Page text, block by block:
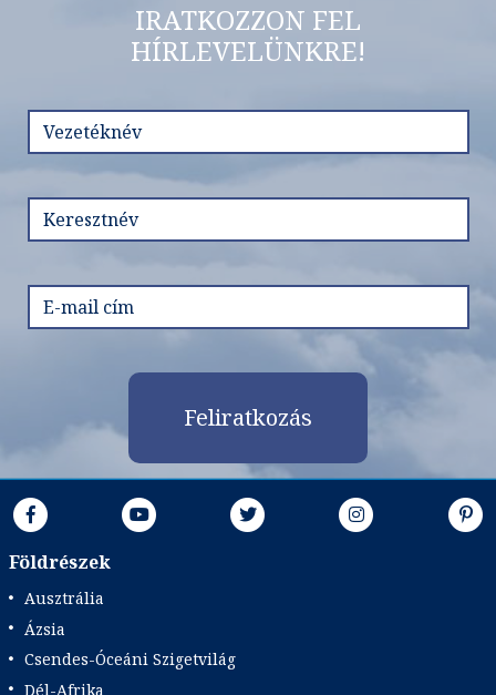
IRATKOZZON FEL
HÍRLEVELÜNKRE!
Feliratkozás
Földrészek
Ausztrália
Ázsia
Csendes-Óceáni Szigetvilág
Dél-Afrika